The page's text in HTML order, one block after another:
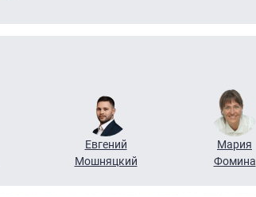
Евгений
Мошняцкий
Мария
Фомина